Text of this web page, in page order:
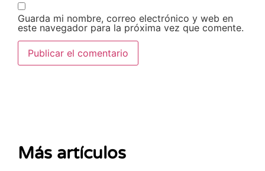
Guarda mi nombre, correo electrónico y web en
este navegador para la próxima vez que comente.
Más artículos